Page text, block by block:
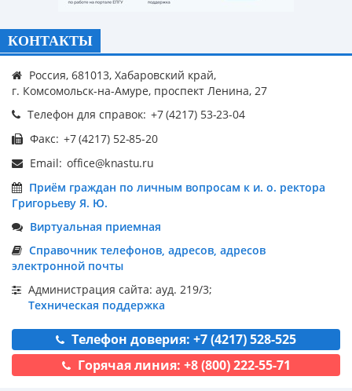
КОНТАКТЫ
Россия, 681013, Хабаровский край,
г. Комсомольск-на-Амуре, проспект Ленина, 27
Телефон для справок:
Факс:
Email:
Приём граждан по личным вопросам к и. о. ректора
Григорьеву Я. Ю.
Виртуальная приемная
Справочник телефонов, адресов, адресов
электронной почты
Администрация сайта: ауд. 219/3;
Техническая поддержка
Телефон доверия: +7 (4217) 528-525
Горячая линия: +8 (800) 222-55-71